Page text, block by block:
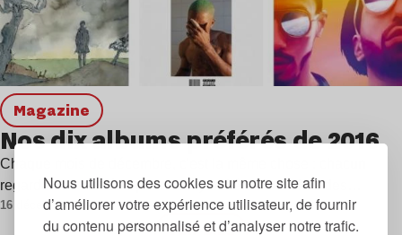
Nous utilisons des cookies sur notre site afin
d’améliorer votre expérience utilisateur, de fournir
du contenu personnalisé et d’analyser notre trafic.
magazine
Nos dix albums préférés de 2016
Chaque mois de décembre, c'est la même chose : chacun
regarde dans le rétro pour essayer d'établir sa liste des…
16 décembre 2016
Voir plus